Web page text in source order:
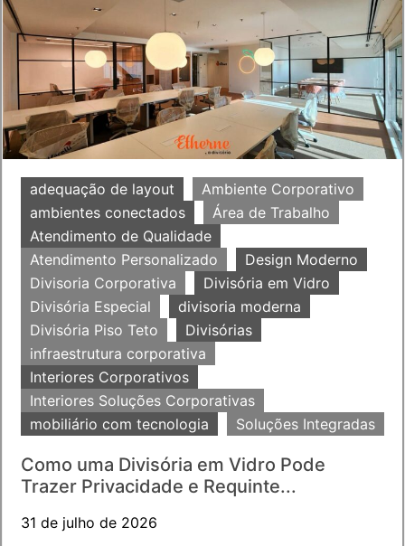
adequação de layout
Ambiente Corporativo
ambientes conectados
Área de Trabalho
Atendimento de Qualidade
Atendimento Personalizado
Design Moderno
Divisoria Corporativa
Divisória em Vidro
Divisória Especial
divisoria moderna
Divisória Piso Teto
Divisórias
infraestrutura corporativa
Interiores Corporativos
Interiores Soluções Corporativas
mobiliário com tecnologia
Soluções Integradas
Como uma Divisória em Vidro Pode
Trazer Privacidade e Requinte...
31 de julho de 2026